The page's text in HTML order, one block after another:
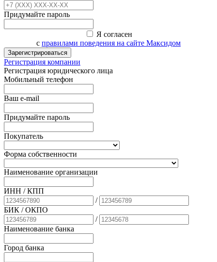
Придумайте пароль
Я согласен
с правилами поведения на сайте Максидом
Зарегистрироваться
Регистрация компании
Регистрация юридического лица
Мобильный телефон
Ваш e-mail
Придумайте пароль
Покупатель
Форма собственности
Наименование организации
ИНН / КПП
/
БИК / ОКПО
/
Наименование банка
Город банка